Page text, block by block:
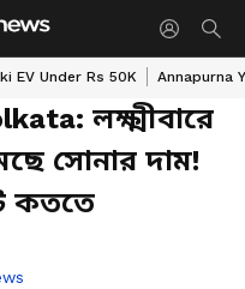
EV Under Rs 50K Annapurna
লক্ষ্মীবারে
সোনার দাম!
কততে